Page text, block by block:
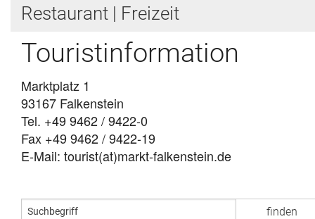
Restaurant | Freizeit
Touristinformation
Marktplatz 1
93167 Falkenstein
Tel. +49 9462 / 9422-0
Fax +49 9462 / 9422-19
E-Mail: tourist(at)markt-falkenstein.de